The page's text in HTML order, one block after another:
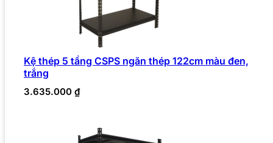
Kệ thép 5 tầng CSPS ngăn thép 122cm màu đen,
trắng
3.635.000 ₫